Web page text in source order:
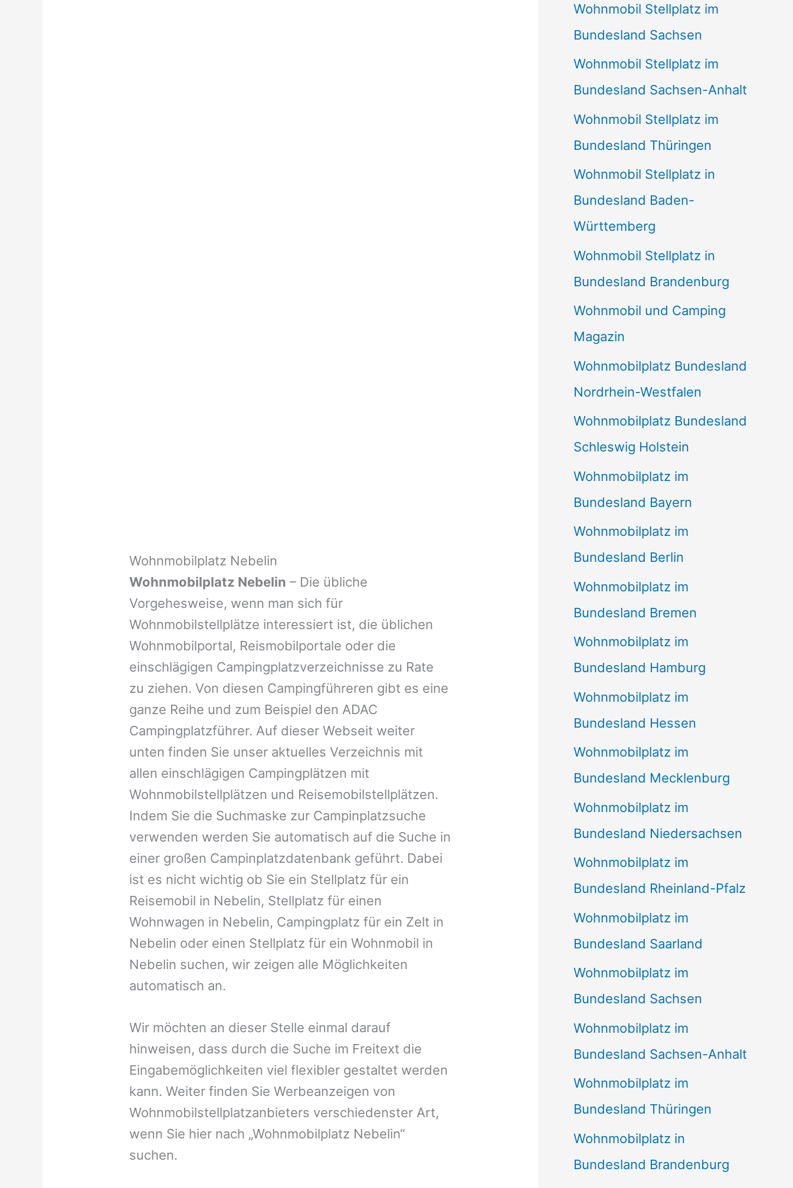
Wohnmobilplatz Nebelin
Wohnmobilplatz Nebelin – Die übliche
Vorgehesweise, wenn man sich für
Wohnmobilstellplätze interessiert ist, die üblichen
Wohnmobilportal, Reismobilportale oder die
einschlägigen Campingplatzverzeichnisse zu Rate
zu ziehen. Von diesen Campingführeren gibt es eine
ganze Reihe und zum Beispiel den ADAC
Campingplatzführer. Auf dieser Webseit weiter
unten finden Sie unser aktuelles Verzeichnis mit
allen einschlägigen Campingplätzen mit
Wohnmobilstellplätzen und Reisemobilstellplätzen.
Indem Sie die Suchmaske zur Campinplatzsuche
verwenden werden Sie automatisch auf die Suche in
einer großen Campinplatzdatenbank geführt. Dabei
ist es nicht wichtig ob Sie ein Stellplatz für ein
Reisemobil in Nebelin, Stellplatz für einen
Wohnwagen in Nebelin, Campingplatz für ein Zelt in
Nebelin oder einen Stellplatz für ein Wohnmobil in
Nebelin suchen, wir zeigen alle Möglichkeiten
automatisch an.
Wir möchten an dieser Stelle einmal darauf
hinweisen, dass durch die Suche im Freitext die
Eingabemöglichkeiten viel flexibler gestaltet werden
kann. Weiter finden Sie Werbeanzeigen von
Wohnmobilstellplatzanbieters verschiedenster Art,
wenn Sie hier nach „Wohnmobilplatz Nebelin“
suchen.
Wohnmobil Stellplatz im
Bundesland Sachsen
Wohnmobil Stellplatz im
Bundesland Sachsen-Anhalt
Wohnmobil Stellplatz im
Bundesland Thüringen
Wohnmobil Stellplatz in
Bundesland Baden-
Württemberg
Wohnmobil Stellplatz in
Bundesland Brandenburg
Wohnmobil und Camping
Magazin
Wohnmobilplatz Bundesland
Nordrhein-Westfalen
Wohnmobilplatz Bundesland
Schleswig Holstein
Wohnmobilplatz im
Bundesland Bayern
Wohnmobilplatz im
Bundesland Berlin
Wohnmobilplatz im
Bundesland Bremen
Wohnmobilplatz im
Bundesland Hamburg
Wohnmobilplatz im
Bundesland Hessen
Wohnmobilplatz im
Bundesland Mecklenburg
Wohnmobilplatz im
Bundesland Niedersachsen
Wohnmobilplatz im
Bundesland Rheinland-Pfalz
Wohnmobilplatz im
Bundesland Saarland
Wohnmobilplatz im
Bundesland Sachsen
Wohnmobilplatz im
Bundesland Sachsen-Anhalt
Wohnmobilplatz im
Bundesland Thüringen
Wohnmobilplatz in
Bundesland Brandenburg